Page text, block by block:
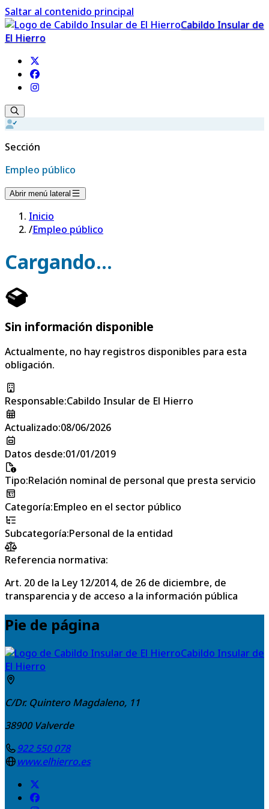
Saltar al contenido principal
Cabildo Insular de
El Hierro
Sección
Empleo público
Abrir menú lateral
Inicio
/Empleo público
Cargando...
Sin información disponible
Actualmente, no hay registros disponibles para esta
obligación.
Responsable:Cabildo Insular de El Hierro
Actualizado:08/06/2026
Datos desde:01/01/2019
Tipo:Relación nominal de personal que presta servicio
Categoría:Empleo en el sector público
Subcategoría:Personal de la entidad
Referencia normativa:
Art. 20 de la Ley 12/2014, de 26 de diciembre, de
transparencia y de acceso a la información pública
Pie de página
Cabildo Insular de
El Hierro
C/Dr. Quintero Magdaleno, 11
38900 Valverde
922 550 078
www.elhierro.es